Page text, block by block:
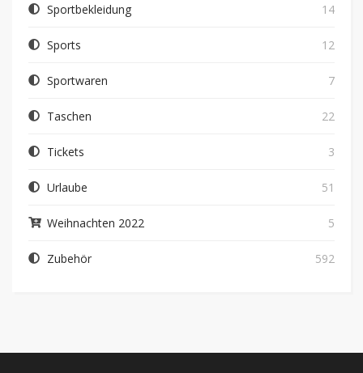
Sportbekleidung 14
Sports 12
Sportwaren 7
Taschen 22
Tickets 3
Urlaube 51
Weihnachten 2022 5
Zubehör 592